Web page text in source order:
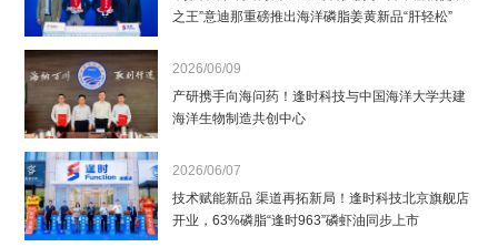
之王”意迪那重磅推出海洋磷脂姜黄新品“肝轻松”
2026/06/09
产研携手向海问药！逢时科技与中国海洋大学共建
海洋生物制造共创中心
2026/06/07
技术赋能新品 渠道再拓新局！逢时科技北京旗舰店
开业，63%磷脂“逢时963”磷虾油同步上市